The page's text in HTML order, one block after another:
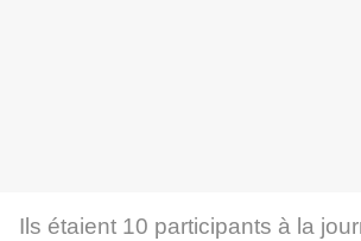
Ils étaient 10 participants à la